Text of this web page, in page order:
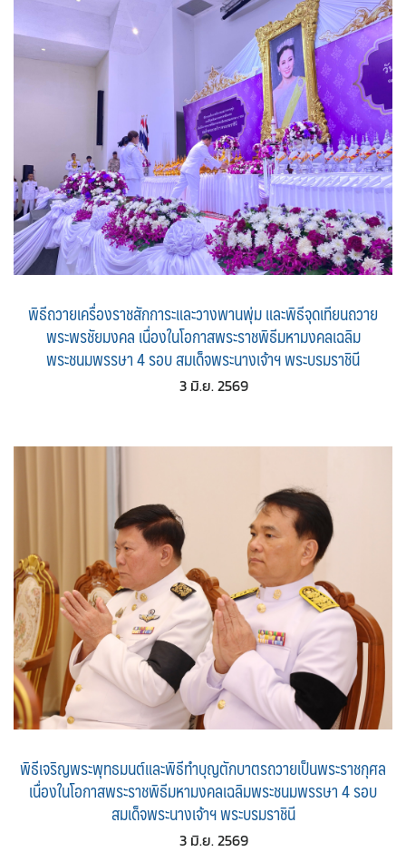
พิธีถวายเครื่องราชสักการะและวางพานพุ่ม และพิธีจุดเทียนถวาย
พระพรชัยมงคล เนื่องในโอกาสพระราชพิธีมหามงคลเฉลิม
พระชนมพรรษา 4 รอบ สมเด็จพระนางเจ้าฯ พระบรมราชินี
3 มิ.ย. 2569
พิธีเจริญพระพุทธมนต์และพิธีทำบุญตักบาตรถวายเป็นพระราชกุศล
เนื่องในโอกาสพระราชพิธีมหามงคลเฉลิมพระชนมพรรษา 4 รอบ
สมเด็จพระนางเจ้าฯ พระบรมราชินี
3 มิ.ย. 2569